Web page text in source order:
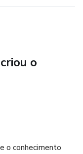
o
o conhecimento